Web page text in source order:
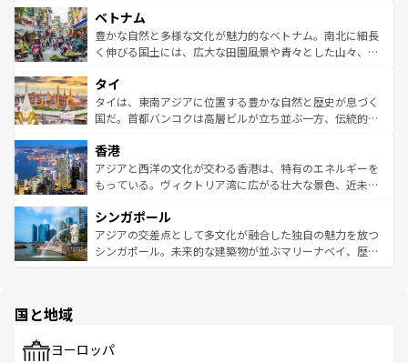
参照してほしい。
容にもいいと評判のスイーツなど、バラエティ豊かな料理
が味わえる。 なお、新着の台湾情報は コンテンツ一覧を参
照してほしい。
き、地方に足を延ばせば四季折々の自然美を楽しむことが
できる。そして、キムチや焼肉、絶品のストリートフード
まで、さまざまな韓国料理が待っている。夜には、韓国な
リティに包まれながら、韓国の多彩な魅力を心ゆくまで味
わってみてほしい。 なお、新着の韓国情報はコンテンツ一
覧を参照してほしい。
ベトナム
豊かな自然と多様な文化が魅力的なベトナム。南北に細長
く伸びる国土には、広大な田園風景や青々とした山々、世
急速な発展と共に伝統が息づく。ハノイの古い町並みやホ
ーチミン市のフランス統治時代の建物も、独特の雰囲気を
醸し出している。また、バラエティの豊かさとおいしさで
とつ。フォーやバインミー、ベトナムコーヒーなどは、ぜ
ひ現地で味わいたい。どの地域を訪れてもあたたかい人々
が旅行者を迎えてくれるので、きっと忘れられない旅にな
参照してほしい。
タイ
タイは、東南アジアに位置する豊かな自然と歴史が息づく
国だ。首都バンコクは高層ビルが立ち並ぶ一方、伝統的な
の活気が交差している。北部ではチェンマイなどの山岳地
帯で自然と触れ合い、南部ではプーケットやクラビの美し
いビーチでリゾート気分を楽しむことができる。タイ料理
激する。気候は一年中温暖で、どの季節にも異なる楽しみ
が待っている。親しみやすいタイの人々、仏教を中心とし
た文化、そして多様な観光資源が、訪れる旅人を魅了し続
香港
アジアと西洋の文化が交わる香港は、特有のエネルギーを
もっている。ヴィクトリア湾に広がる壮大な景色、近未来
み、どこを訪れても感動するはず。観光スポットが密集し
ており、効率よく見どころを回れるのも魅力。息をのむよ
うな絶景から文化的な体験まで、香港を存分に楽しみ尽く
シンガポール
アジアの交差点として多文化が融合した独自の魅力を放つ
シンガポール。未来的な建築物が並ぶマリーナベイ、歴史
で、ホーカーズは地元の風情を楽しめる外せないスポット
国と地域
ヨーロッパ